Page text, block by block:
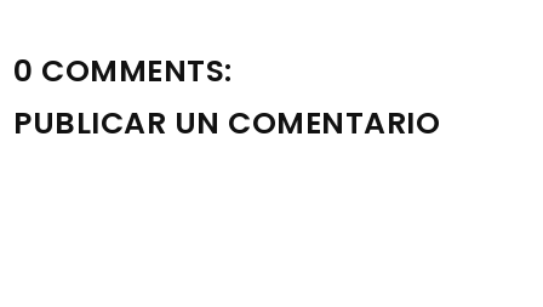
0 COMMENTS:
PUBLICAR UN COMENTARIO